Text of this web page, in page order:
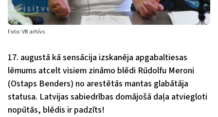
Foto: VB arhīvs
17. augustā kā sensācija izskanēja apgabaltiesas
lēmums atcelt visiem zināmo blēdi Rūdolfu Meroni
(Ostaps Benders) no arestētās mantas glabātāja
statusa. Latvijas sabiedrības domājošā daļa atviegloti
nopūtās, blēdis ir padzīts!